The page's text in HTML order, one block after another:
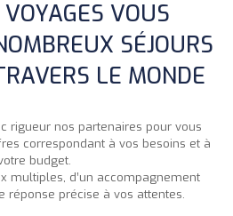
VOUS
SÉJOURS
LE MONDE
rigueur nos partenaires pour vous
correspondant à vos besoins et à
budget.
multiples, d’un accompagnement
réponse précise à vos attentes.